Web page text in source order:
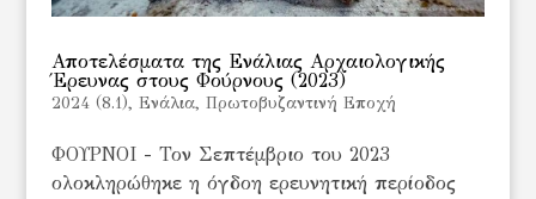
Αποτελέσματα της Ενάλιας Αρχαιολογικής
Έρευνας στους Φούρνους (2023)
2024 (8.1), Ενάλια, Πρωτοβυζαντινή Εποχή
ΦΟΥΡΝΟΙ - Τον Σεπτέμβριο του 2023
ολοκληρώθηκε η όγδοη ερευνητική περίοδος